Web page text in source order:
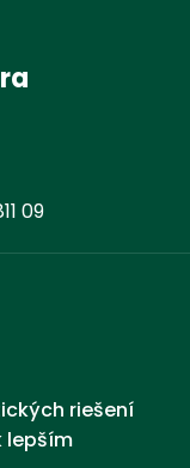
09
riešení
lepším